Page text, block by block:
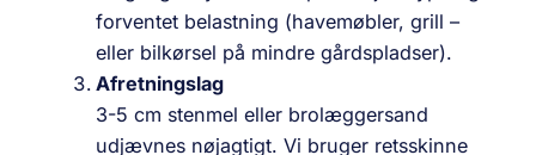
forventet belastning (havemøbler, grill –
eller bilkørsel på mindre gårdspladser).
Afretningslag
3-5 cm stenmel eller brolæggersand
udjævnes nøjagtigt. Vi bruger retsskinne